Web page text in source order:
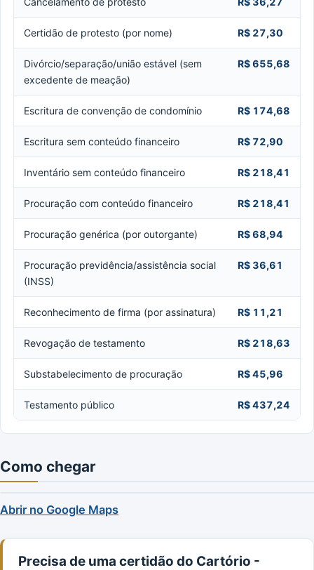
Certidão de protesto (por nome) R$ 27,30
Divórcio/separação/união estável (sem
excedente de meação)
R$ 655,68
Escritura de convenção de condomínio R$ 174,68
Escritura sem conteúdo financeiro R$ 72,90
Inventário sem conteúdo financeiro R$ 218,41
Procuração com conteúdo financeiro R$ 218,41
Procuração genérica (por outorgante) R$ 68,94
Procuração previdência/assistência social
(INSS)
R$ 36,61
Reconhecimento de firma (por assinatura) R$ 11,21
Revogação de testamento R$ 218,63
Substabelecimento de procuração R$ 45,96
Testamento público R$ 437,24
Como chegar
Abrir no Google Maps
Precisa de uma certidão do Cartório -